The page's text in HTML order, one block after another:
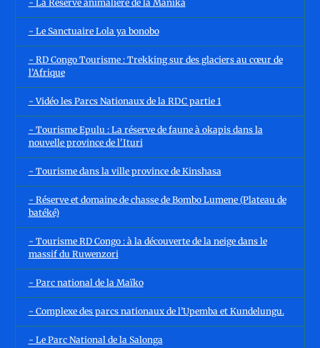
- La Réserve animalière de la Manika
- Le Sanctuaire Lola ya bonobo
- RD Congo Tourisme : Trekking sur des glaciers au cœur de
l’Afrique
- Vidéo les Parcs Nationaux de la RDC partie 1
- Tourisme Epulu : La réserve de faune à okapis dans la
nouvelle province de l'Ituri
- Tourisme dans la ville province de Kinshasa
- Réserve et domaine de chasse de Bombo Lumene (Plateau de
batéké)
- Tourisme RD Congo : à la découverte de la neige dans le
massif du Ruwenzori
- Parc national de la Maïko
- Complexe des parcs nationaux de l’Upemba et Kundelungu.
- Le Parc National de la Salonga